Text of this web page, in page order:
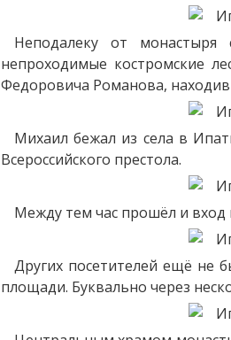
Неподалеку от
непроходимые костромские
Федоровича Романова,
Михаил бежал из села в
Всероссийского престола.
Между тем час прошёл и вход
Других посетителей ещё не
площади. Буквально через